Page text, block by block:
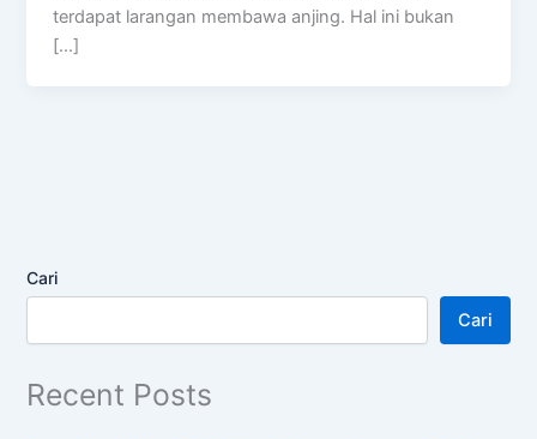
terdapat larangan membawa anjing. Hal ini bukan
[…]
Cari
Cari
Recent Posts